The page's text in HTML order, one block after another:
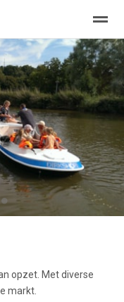
Wilde vaart
●
opzet. Met diverse
markt.